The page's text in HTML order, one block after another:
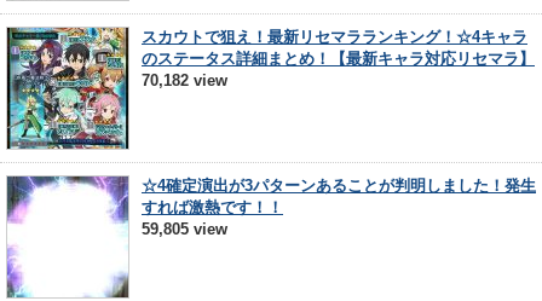
スカウトで狙え！最新リセマラランキング！☆4キャラ
のステータス詳細まとめ！【最新キャラ対応リセマラ】
70,182 view
☆4確定演出が3パターンあることが判明しました！発生
すれば激熱です！！
59,805 view